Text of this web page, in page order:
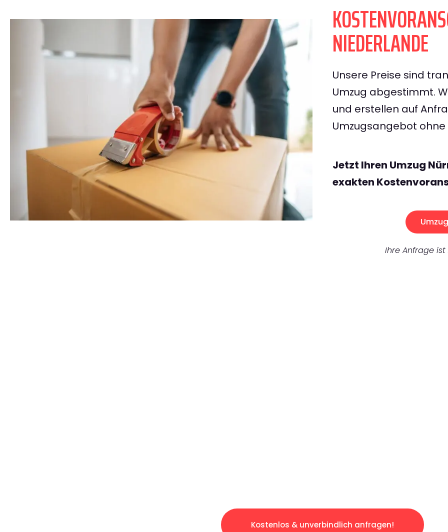
NIEDERLANDE
Unsere Preise sind
Umzug abgestimmt.
und erstellen auf
Umzugsangebot
Jetzt Ihren Umzug
exakten
Ihre Anfrage ist
Kostenlos & unverbindlich anfragen!